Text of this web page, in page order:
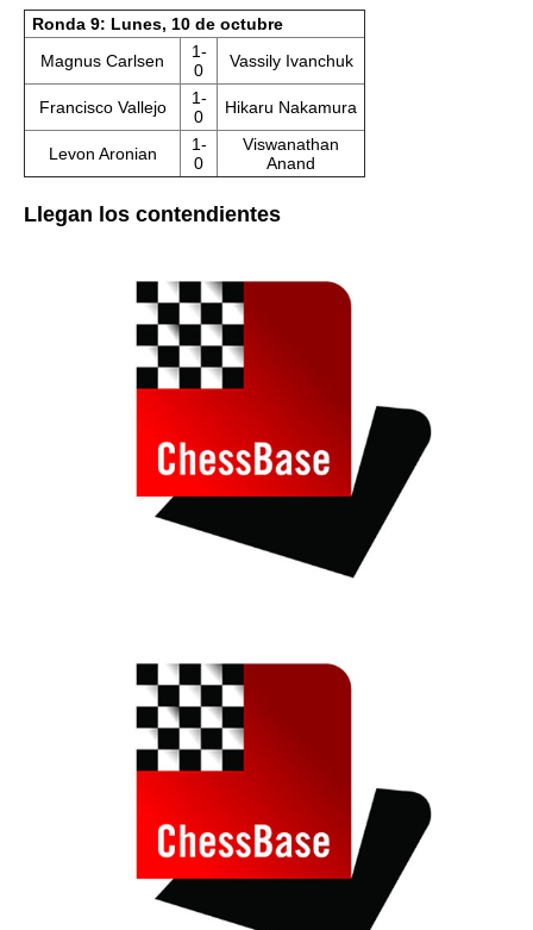
Ronda 9: Lunes, 10 de octubre
Magnus Carlsen
1-
0
Vassily Ivanchuk
Francisco Vallejo
1-
0
Hikaru Nakamura
Levon Aronian
1-
0
Viswanathan
Anand
Llegan los contendientes